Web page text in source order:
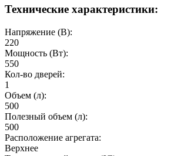
Технические характеристики:
Напряжение (В):
220
Мощность (Вт):
550
Кол-во дверей:
1
Объем (л):
500
Полезный объeм (л):
500
Расположение агрегата:
Верхнее